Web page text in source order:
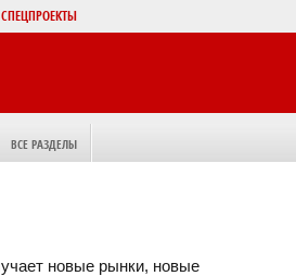
СПЕЦПРОЕКТЫ
ВСЕ РАЗДЕЛЫ
новые рынки, новые